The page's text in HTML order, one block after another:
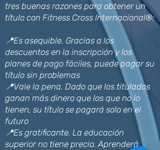
tres buenas razones para obtener un
título con Fitness Cross Internacional®:
📍Es asequible. Gracias a los
descuentos en la inscripción y los
planes de pago fáciles, puede pagar su
título sin problemas
📍Vale la pena. Dado que los titulados
ganan más dinero que los que no lo
tienen, su título se pagará solo en el
futuro
📍Es gratificante. La educación
superior no tiene precio. Aprenderá